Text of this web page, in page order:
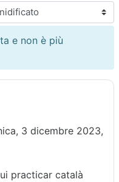
e non è più
3 dicembre 2023,
practicar català